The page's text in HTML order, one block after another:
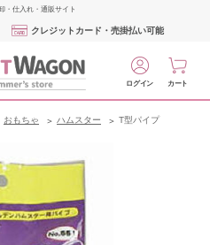
・仕入れ・通販サイト
クレジットカード・売掛払い可能
ログイン カート
おもちゃ ハムスター T型パイプ